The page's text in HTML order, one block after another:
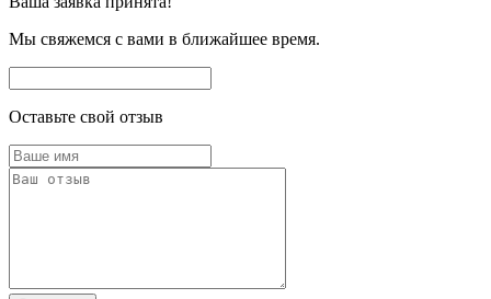
Мы свяжемся с вами в ближайшее время.
Оставьте свой отзыв